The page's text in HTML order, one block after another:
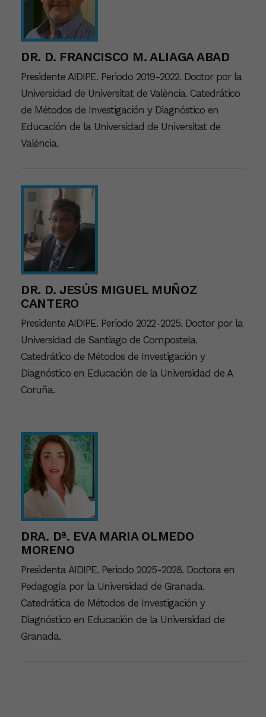
DR. D. FRANCISCO M. ALIAGA ABAD
Presidente AIDIPE. Periodo 2019-2022. Doctor por la
Universidad de Universitat de València. Catedrático
de Métodos de Investigación y Diagnóstico en
Educación de la Universidad de Universitat de
València.
DR. D. JESÚS MIGUEL MUÑOZ
CANTERO
Presidente AIDIPE. Periodo 2022-2025. Doctor por la
Universidad de Santiago de Compostela.
Catedrático de Métodos de Investigación y
Diagnóstico en Educación de la Universidad de A
Coruña.
DRA. Dª. EVA MARIA OLMEDO
MORENO
Presidenta AIDIPE. Periodo 2025-2028. Doctora en
Pedagogía por la Universidad de Granada.
Catedrática de Métodos de Investigación y
Diagnóstico en Educación de la Universidad de
Granada.